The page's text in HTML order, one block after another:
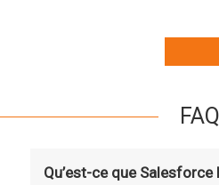
FAQ
Qu’est-ce que Salesforce